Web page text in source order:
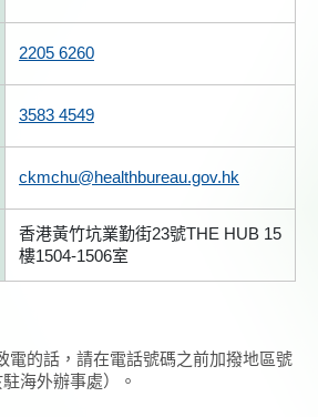
2205 6260
3583 4549
ckmchu@healthbureau.gov.hk
香港黃竹坑業勤街23號THE HUB 15
樓1504-1506室
電的話，請在電話號碼之前加撥地區號
海外辦事處）。